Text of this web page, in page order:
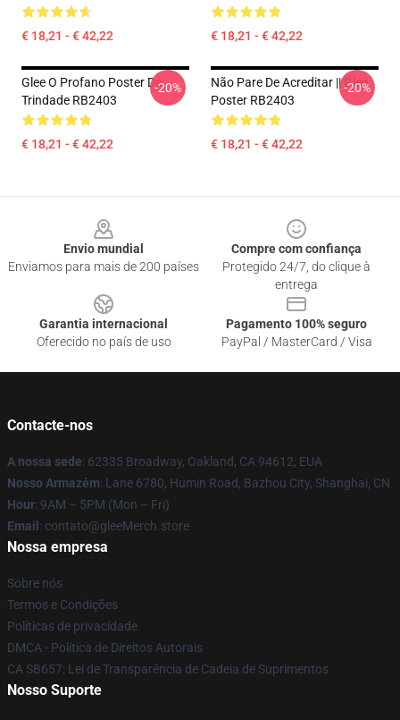
€ 18,21 - € 42,22 € 18,21 - € 42,22
Glee O Profano Poster Da
Trindade RB2403
€ 18,21 - € 42,22
-20%
Não Pare De Acreditar || Glee
Poster RB2403
€ 18,21 - € 42,22
-20%
Envio mundial
Enviamos para mais de 200 países
Compre com confiança
Protegido 24/7, do clique à
entrega
Garantia internacional
Oferecido no país de uso
Pagamento 100% seguro
PayPal / MasterCard / Visa
Contacte-nos
A nossa sede: 62335 Broadway, Oakland, CA 94612, EUA
Nosso Armazém: Lane 6780, Humin Road, Bazhou City, Shanghai, CN
Hour: 9AM – 5PM (Mon – Fri)
Email : contato@gleeMerch.store
Nossa empresa
Sobre nós
Termos e Condições
Políticas de privacidade
DMCA - Política de Direitos Autorais
CA SB657: Lei de Transparência de Cadeia de Suprimentos
Nosso Suporte